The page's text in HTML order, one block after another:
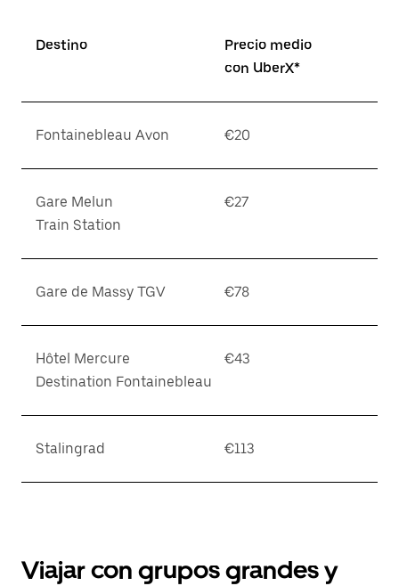
Destino
Precio medio
con UberX*
Fontainebleau Avon €20
Gare Melun
Train Station
€27
Gare de Massy TGV €78
Hôtel Mercure
Destination Fontainebleau
€43
Stalingrad €113
Viajar con grupos grandes y